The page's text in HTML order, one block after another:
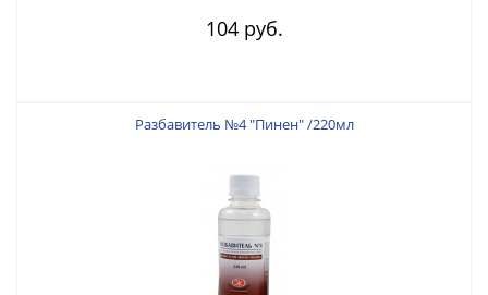
104 руб.
Разбавитель №4 "Пинен" /220мл